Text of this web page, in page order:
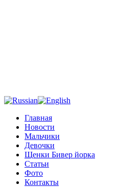
Главная
Новости
Мальчики
Девочки
Щенки Бивер йорка
Статьи
Фото
Контакты